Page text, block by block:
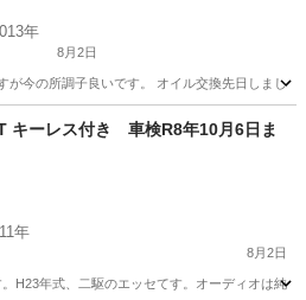
年
8月2日
が今の所調子良いです。 オイル交換先日しまし
タント
キーレス付き 車検R8年10月6日ま
年
8月2日
H23年式、二駆のエッセてす。オーディオは純